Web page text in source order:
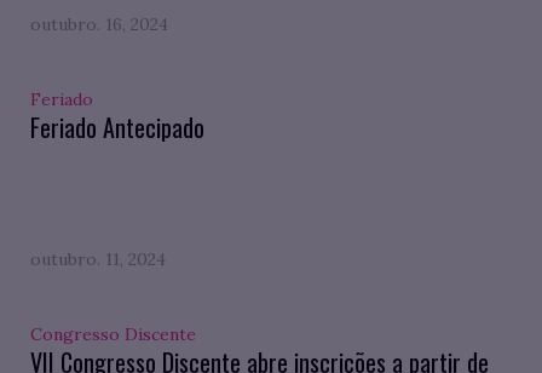
outubro. 16, 2024
Feriado
Feriado Antecipado
outubro. 11, 2024
Congresso Discente
VII Congresso Discente abre inscrições a partir de